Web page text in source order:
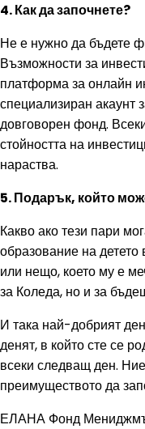
4. Как да започнете?
Не е нужно да бъдете
Възможности за
платформа за онлайн
специализиран акаунт
довговорен фонд.
стойността на
нараства.
5. Подарък, който
Какво ако тези пари
образование на детето
или нещо, което му е
за Коледа, но и за
И така най-добрият
денят, в който сте се
всеки следващ ден.
преимуществото да
ЕЛАНА Фонд